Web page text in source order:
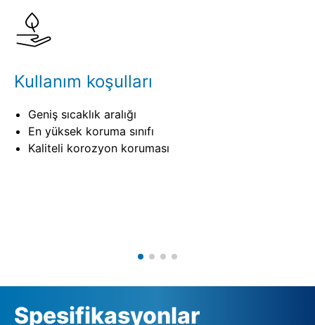
Kullanım koşulları
Geniş sıcaklık aralığı
En yüksek koruma sınıfı
Kaliteli korozyon koruması
Spesifikasyonlar